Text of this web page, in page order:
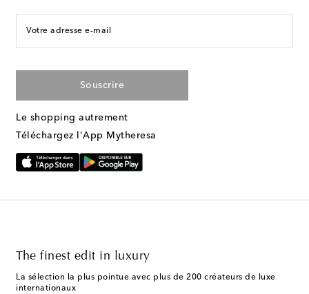
Votre adresse e-mail
Souscrire
Le shopping autrement
Téléchargez l'App Mytheresa
The finest edit in luxury
La sélection la plus pointue avec plus de 200 créateurs de luxe
internationaux